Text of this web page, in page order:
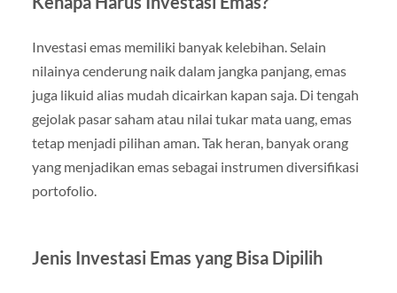
Investasi emas memiliki banyak kelebihan. Selain
nilainya cenderung naik dalam jangka panjang, emas
juga likuid alias mudah dicairkan kapan saja. Di tengah
gejolak pasar saham atau nilai tukar mata uang, emas
tetap menjadi pilihan aman. Tak heran, banyak orang
yang menjadikan emas sebagai instrumen diversifikasi
portofolio.
Jenis Investasi Emas yang Bisa Dipilih